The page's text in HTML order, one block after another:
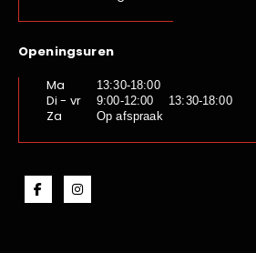
Openingsuren
Ma
13:30-18:00
Di - vr 9:00-12:00 13:30-18:00
Za Op afspraak